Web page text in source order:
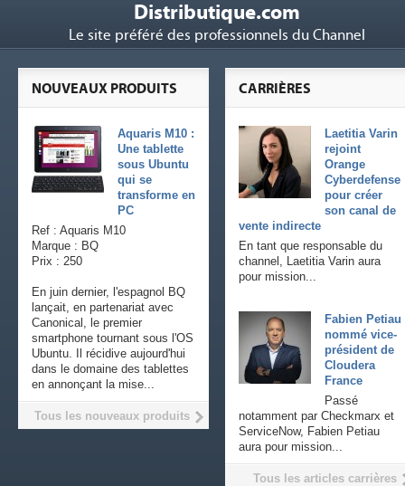
Distributique.com
Le site préféré des professionnels du Channel
CARRIÈRES
Laetitia Varin
rejoint
Orange
Cyberdefense
pour créer
son canal de
vente indirecte
En tant que responsable du
channel, Laetitia Varin aura
pour mission...
Fabien Petiau
nommé vice-
président de
Cloudera
France
Passé
notamment par Checkmarx et
ServiceNow, Fabien Petiau
aura pour mission...
Tous les articles carrières
NOUVEAUX PRODUITS
Aquaris M10 :
Une tablette
sous Ubuntu
qui se
transforme en
PC
Ref : Aquaris M10
Marque : BQ
Prix : 250
En juin dernier, l'espagnol BQ
lançait, en partenariat avec
Canonical, le premier
smartphone tournant sous l'OS
Ubuntu. Il récidive aujourd'hui
dans le domaine des tablettes
en annonçant la mise...
Tous les nouveaux produits